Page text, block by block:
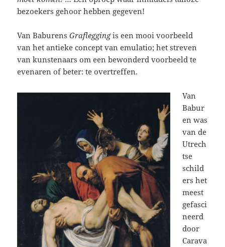
bezoekers gehoor hebben gegeven!
Van BaburensGrafleggingis een mooi voorbeeld
van het antieke concept van emulatio; het streven
van kunstenaars om een bewonderd voorbeeld te
evenaren of beter: te overtreffen.
Van
Babur
en was
van de
Utrech
tse
schild
ers het
meest
gefasci
neerd
door
Carava